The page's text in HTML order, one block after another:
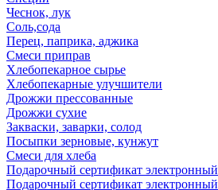
Чеснок, лук
Соль,сода
Перец, паприка, аджика
Смеси приправ
Хлебопекарное сырье
Хлебопекарные улучшители
Дрожжи прессованные
Дрожжи сухие
Закваски, заварки, солод
Посыпки зерновые, кунжут
Смеси для хлеба
Подарочный сертификат электронный
Подарочный сертификат электронный